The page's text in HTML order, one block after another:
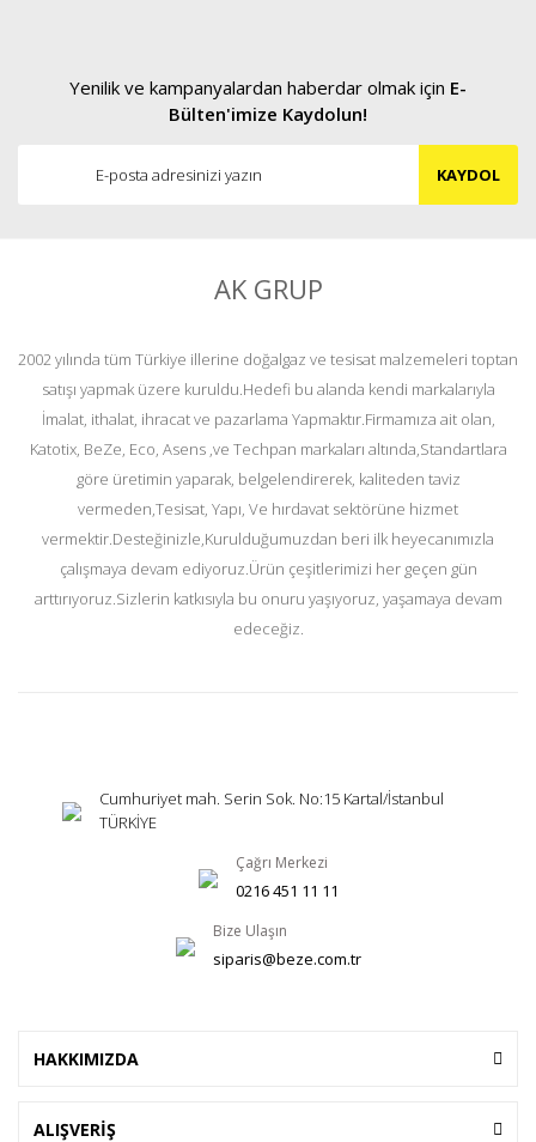
Yenilik ve kampanyalardan haberdar olmak için E-
Bülten'imize Kaydolun!
KAYDOL
AK GRUP
2002 yılında tüm Türkiye illerine doğalgaz ve tesisat malzemeleri toptan
satışı yapmak üzere kuruldu.Hedefi bu alanda kendi markalarıyla
İmalat, ithalat, ihracat ve pazarlama Yapmaktır.Firmamıza ait olan,
Katotix, BeZe, Eco, Asens ,ve Techpan markaları altında,Standartlara
göre üretimin yaparak, belgelendirerek, kaliteden taviz
vermeden,Tesisat, Yapı, Ve hırdavat sektörüne hizmet
vermektir.Desteğinizle,Kurulduğumuzdan beri ilk heyecanımızla
çalışmaya devam ediyoruz.Ürün çeşitlerimizi her geçen gün
arttırıyoruz.Sizlerin katkısıyla bu onuru yaşıyoruz, yaşamaya devam
edeceğiz.
Cumhuriyet mah. Serin Sok. No:15 Kartal/İstanbul
TÜRKİYE
Çağrı Merkezi
0216 451 11 11
Bize Ulaşın
siparis@beze.com.tr
HAKKIMIZDA
ALIŞVERİŞ